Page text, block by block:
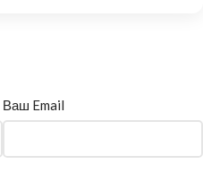
Ваш Email